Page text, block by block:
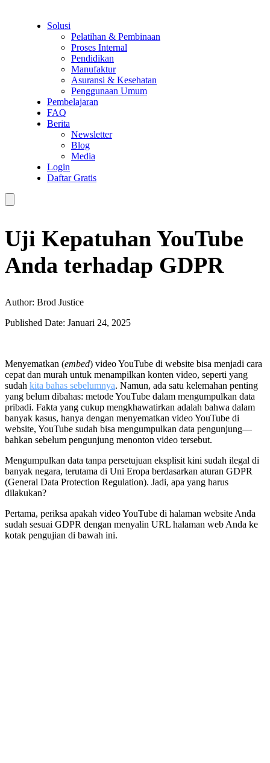
Solusi
Pelatihan & Pembinaan
Proses Internal
Pendidikan
Manufaktur
Asuransi & Kesehatan
Penggunaan Umum
Pembelajaran
FAQ
Berita
Newsletter
Blog
Media
Login
Daftar Gratis
Uji Kepatuhan YouTube
Anda terhadap GDPR
Author: Brod Justice
Published Date: Januari 24, 2025
Menyematkan (embed) video YouTube di website bisa menjadi cara
cepat dan murah untuk menampilkan konten video, seperti yang
sudah kita bahas sebelumnya. Namun, ada satu kelemahan penting
yang belum dibahas: metode YouTube dalam mengumpulkan data
pribadi. Fakta yang cukup mengkhawatirkan adalah bahwa dalam
banyak kasus, hanya dengan menyematkan video YouTube di
website, YouTube sudah bisa mengumpulkan data pengunjung—
bahkan sebelum pengunjung menonton video tersebut.
Mengumpulkan data tanpa persetujuan eksplisit kini sudah ilegal di
banyak negara, terutama di Uni Eropa berdasarkan aturan GDPR
(General Data Protection Regulation). Jadi, apa yang harus
dilakukan?
Pertama, periksa apakah video YouTube di halaman website Anda
sudah sesuai GDPR dengan menyalin URL halaman web Anda ke
kotak pengujian di bawah ini.